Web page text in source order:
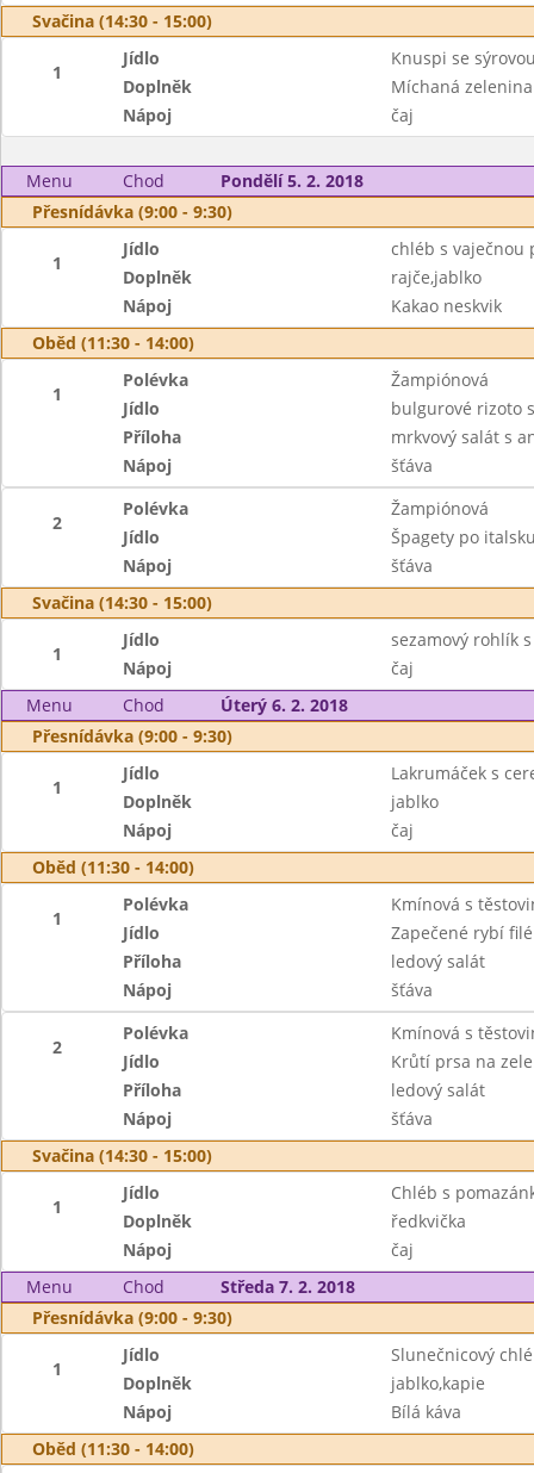
Svačina (14:30 - 15:00)
1
Jídlo
Knuspi se
Doplněk
Míchaná zelenina
Nápoj
čaj
Menu Chod
Pondělí 5. 2. 2018
Přesnídávka (9:00 - 9:30)
1
Jídlo
chléb s vaječnou
Doplněk
rajče,jablko
Nápoj
Kakao neskvik
Oběd (11:30 - 14:00)
1
Polévka
Žampiónová
Jídlo
bulgurové rizoto
Příloha
mrkvový salát s
Nápoj
šťáva
2
Polévka
Žampiónová
Jídlo
Špagety po
Nápoj
šťáva
Svačina (14:30 - 15:00)
1
Jídlo
sezamový rohlík
Nápoj
čaj
Menu
Chod
Úterý 6. 2. 2018
Přesnídávka (9:00 - 9:30)
1
Jídlo
Lakrumáček s
Doplněk
jablko
Nápoj
čaj
Oběd (11:30 - 14:00)
1
Polévka
Kmínová s
Jídlo
Zapečené rybí
Příloha
ledový salát
Nápoj
šťáva
2
Polévka
Kmínová s
Jídlo
Krůtí prsa na
Příloha
ledový salát
Nápoj
šťáva
Svačina (14:30 - 15:00)
1
Jídlo
Chléb s
Doplněk
ředkvička
Nápoj
čaj
Menu
Chod
Středa 7. 2. 2018
Přesnídávka (9:00 - 9:30)
1
Jídlo
Slunečnicový
Doplněk
jablko,kapie
Nápoj
Bílá káva
Oběd (11:30 - 14:00)